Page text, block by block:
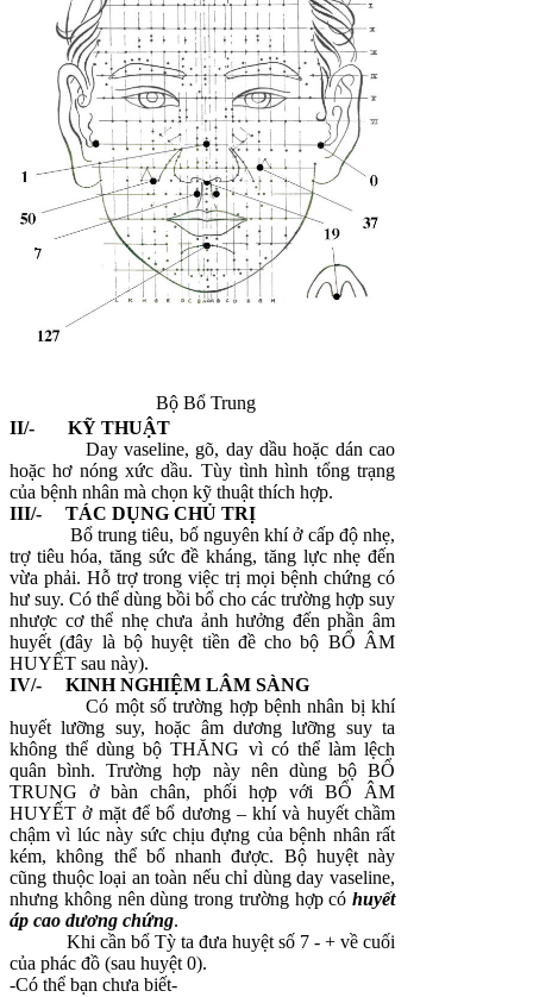
Bộ Bổ Trung
II/- KỸ THUẬT
Day vaseline, gõ, day dầu hoặc dán cao
hoặc hơ nóng xức dầu. Tùy tình hình tổng trạng
của bệnh nhân mà chọn kỹ thuật thích hợp.
III/- TÁC DỤNG CHỦ TRỊ
Bổ trung tiêu, bổ nguyên khí ở cấp độ nhẹ,
trợ tiêu hóa, tăng sức đề kháng, tăng lực nhẹ đến
vừa phải. Hỗ trợ trong việc trị mọi bệnh chứng có
hư suy. Có thể dùng bồi bổ cho các trường hợp suy
nhược cơ thể nhẹ chưa ảnh hưởng đến phần âm
huyết (đây là bộ huyệt tiền đề cho bộ BỔ ÂM
HUYẾT sau này).
IV/- KINH NGHIỆM LÂM SÀNG
Có một số trường hợp bệnh nhân bị khí
huyết lưỡng suy, hoặc âm dương lưỡng suy ta
không thể dùng bộ THĂNG vì có thể làm lệch
quân bình. Trường hợp này nên dùng bộ BỔ
TRUNG ở bàn chân, phối hợp với BỔ ÂM
HUYẾT ở mặt để bổ dương – khí và huyết chầm
chậm vì lúc này sức chịu đựng của bệnh nhân rất
kém, không thể bổ nhanh được. Bộ huyệt này
cũng thuộc loại an toàn nếu chỉ dùng day vaseline,
nhưng không nên dùng trong trường hợp có huyết
áp cao dương chứng.
Khi cần bổ Tỳ ta đưa huyệt số 7 - + về cuối
của phác đồ (sau huyệt 0).
-Có thể bạn chưa biết-